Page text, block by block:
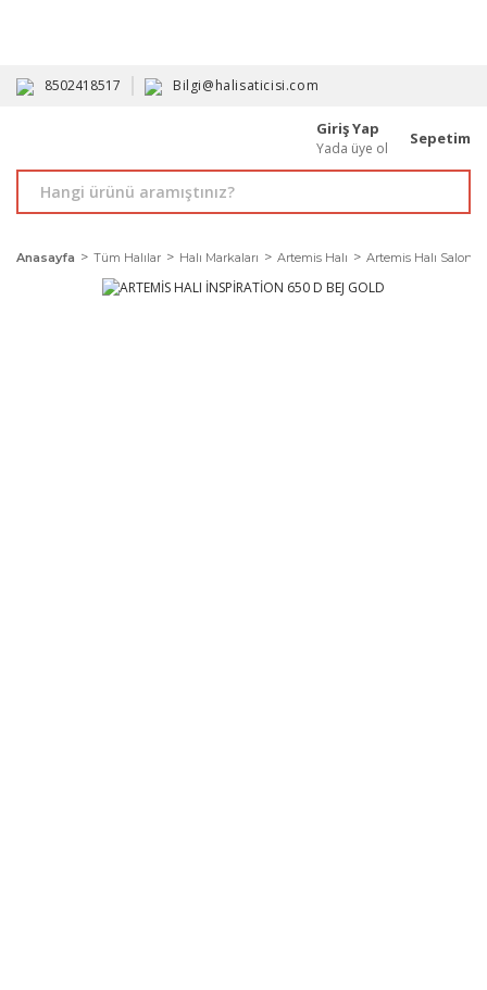
8502418517 Bilgi@halisaticisi.com
Giriş Yap
Yada üye ol
Sepetim
Anasayfa Tüm Halılar Halı Markaları Artemis Halı Artemis Halı Salon